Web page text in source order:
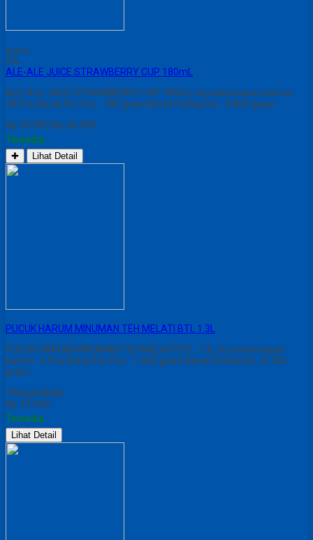
Diskon
2%
ALE-ALE JUICE STRAWBERRY CUP 180mL
ALE-ALE JUICE STRAWBERRY CUP 180mL Isi perkemasan karton :
24 Pcs Berat Per Pcs : 180 gram Berat Perkarton : 4.800 gram
Rp 25.900 Rp 26.500
Tersedia
✚ Lihat Detail
PUCUK HARUM MINUMAN TEH MELATI BTL 1.3L
PUCUK HARUM MINUMAN TEH MELATI BTL 1.3L Isi perkemasan
karton : 6 Pcs Berat Per Pcs : 1.460 gram Berat Perkarton : 8.760
gram
*Harga Mulai
Rp 12.430
Tersedia
Lihat Detail